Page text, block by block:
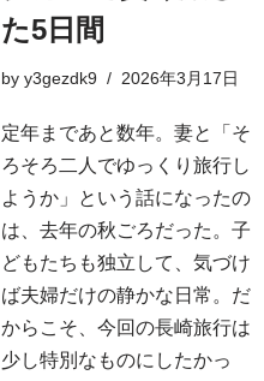
た5日間
byy3gezdk9 2026年3月17日
定年まであと数年。妻と「そ
ろそろ二人でゆっくり旅行し
ようか」という話になったの
は、去年の秋ごろだった。子
どもたちも独立して、気づけ
ば夫婦だけの静かな日常。だ
からこそ、今回の長崎旅行は
少し特別なものにしたかっ